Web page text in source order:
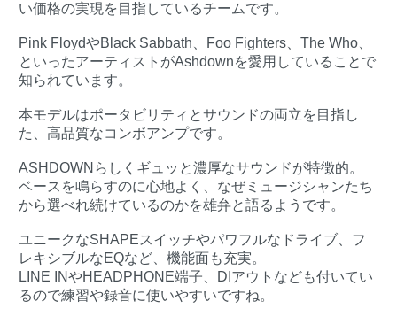
い価格の実現を目指しているチームです。
Pink FloydやBlack Sabbath、Foo Fighters、The Who、
といったアーティストがAshdownを愛用していることで
知られています。
本モデルはポータビリティとサウンドの両立を目指し
た、高品質なコンボアンプです。
ASHDOWNらしくギュッと濃厚なサウンドが特徴的。
ベースを鳴らすのに心地よく、なぜミュージシャンたち
から選べれ続けているのかを雄弁と語るようです。
ユニークなSHAPEスイッチやパワフルなドライブ、フ
レキシブルなEQなど、機能面も充実。
LINE INやHEADPHONE端子、DIアウトなども付いてい
るので練習や録音に使いやすいですね。